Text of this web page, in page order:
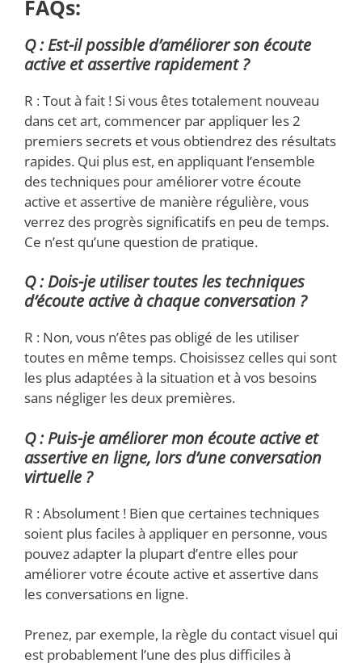
FAQs:
Q : Est-il possible d’améliorer son écoute
active et assertive rapidement ?
R : Tout à fait ! Si vous êtes totalement nouveau
dans cet art, commencer par appliquer les 2
premiers secrets et vous obtiendrez des résultats
rapides. Qui plus est, en appliquant l’ensemble
des techniques pour améliorer votre écoute
active et assertive de manière régulière, vous
verrez des progrès significatifs en peu de temps.
Ce n’est qu’une question de pratique.
Q : Dois-je utiliser toutes les techniques
d’écoute active à chaque conversation ?
R : Non, vous n’êtes pas obligé de les utiliser
toutes en même temps. Choisissez celles qui sont
les plus adaptées à la situation et à vos besoins
sans négliger les deux premières.
Q : Puis-je améliorer mon écoute active et
assertive en ligne, lors d’une conversation
virtuelle ?
R : Absolument ! Bien que certaines techniques
soient plus faciles à appliquer en personne, vous
pouvez adapter la plupart d’entre elles pour
améliorer votre écoute active et assertive dans
les conversations en ligne.
Prenez, par exemple, la règle du contact visuel qui
est probablement l’une des plus difficiles à